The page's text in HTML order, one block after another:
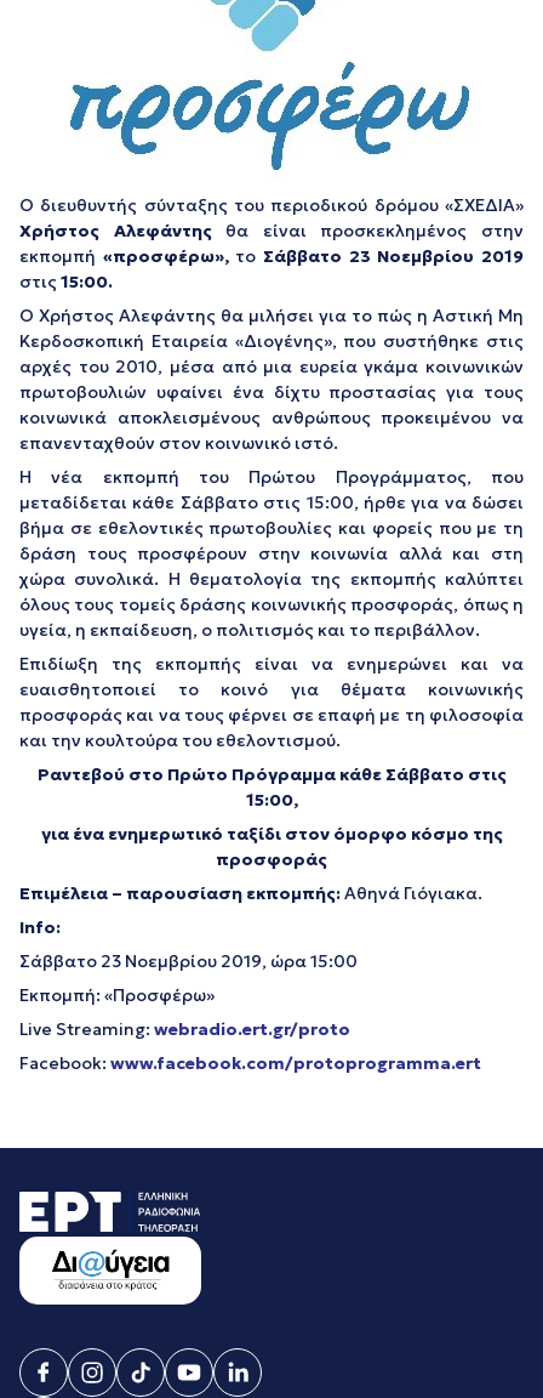
Ο διευθυντής σύνταξης του περιοδικού δρόμου «ΣΧΕΔΙΑ»
Χρήστος Αλεφάντηςθα είναι προσκεκλημένος στην
εκπομπή «προσφέρω»,το Σάββατο 23 Νοεμβρίου 2019
στις15:00.
Ο Χρήστος Αλεφάντης θα μιλήσει για το πώς η Αστική Μη
Κερδοσκοπική Εταιρεία «Διογένης», που συστήθηκε στις
αρχές του 2010, μέσα από μια ευρεία γκάμα κοινωνικών
πρωτοβουλιών υφαίνει ένα δίχτυ προστασίας για τους
κοινωνικά αποκλεισμένους ανθρώπους προκειμένου να
επανενταχθούν στον κοινωνικό ιστό.
Η νέα εκπομπή του Πρώτου Προγράμματος, που
μεταδίδεται κάθε Σάββατο στις 15:00, ήρθε για να δώσει
βήμα σε εθελοντικές πρωτοβουλίες και φορείς που με τη
δράση τους προσφέρουν στην κοινωνία αλλά και στη
χώρα συνολικά. Η θεματολογία της εκπομπής καλύπτει
όλους τους τομείς δράσης κοινωνικής προσφοράς, όπως η
υγεία, η εκπαίδευση, ο πολιτισμός και το περιβάλλον.
Επιδίωξη της εκπομπής είναι να ενημερώνει και να
ευαισθητοποιεί το κοινό για θέματα κοινωνικής
προσφοράς και να τους φέρνει σε επαφή με τη φιλοσοφία
και την κουλτούρα του εθελοντισμού.
Ραντεβού στο Πρώτο Πρόγραμμα κάθε Σάββατο στις
15:00,
για ένα ενημερωτικό ταξίδι στον όμορφο κόσμο της
προσφοράς
Επιμέλεια – παρουσίαση εκπομπής:Αθηνά Γιόγιακα.
Info:
Σάββατο 23 Νοεμβρίου 2019, ώρα 15:00
Εκπομπή: «Προσφέρω»
Live Streaming: webradio.ert.gr/proto
Facebook: www.facebook.com/protoprogramma.ert